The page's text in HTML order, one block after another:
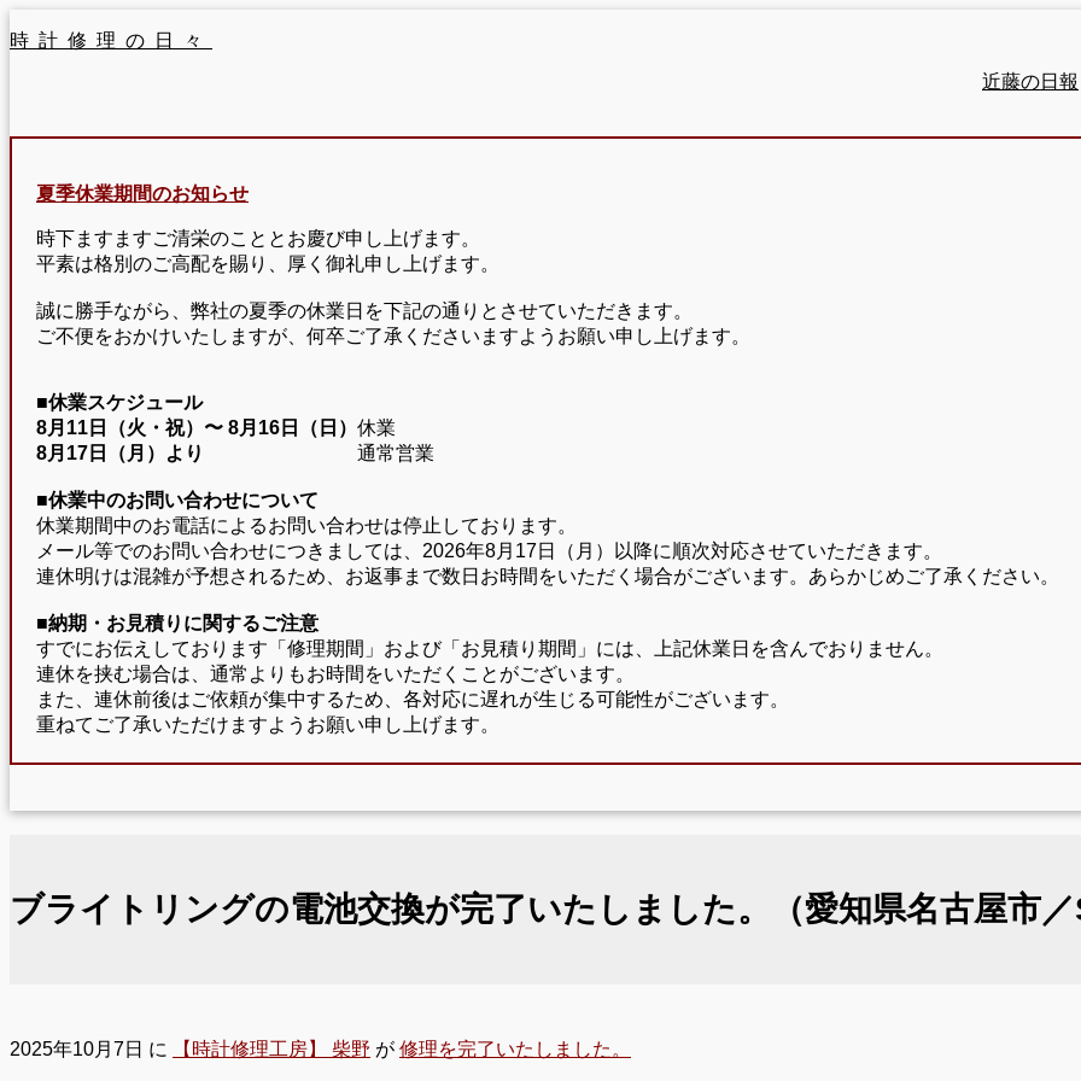
時計修理の日々
近藤の日報
夏季休業期間のお知らせ
時下ますますご清栄のこととお慶び申し上げます。
平素は格別のご高配を賜り、厚く御礼申し上げます。
誠に勝手ながら、弊社の夏季の休業日を下記の通りとさせていただきます。
ご不便をおかけいたしますが、何卒ご了承くださいますようお願い申し上げます。
■休業スケジュール
8月11日（火・祝）〜 8月16日（日） 休業
8月17日（月）より
通常営業
■休業中のお問い合わせについて
休業期間中のお電話によるお問い合わせは停止しております。
メール等でのお問い合わせにつきましては、2026年8月17日（月）以降に順次対応させていただきます。
連休明けは混雑が予想されるため、お返事まで数日お時間をいただく場合がございます。あらかじめご了承ください。
■納期・お見積りに関するご注意
すでにお伝えしております「修理期間」および「お見積り期間」には、上記休業日を含んでおりません。
連休を挟む場合は、通常よりもお時間をいただくことがございます。
また、連休前後はご依頼が集中するため、各対応に遅れが生じる可能性がございます。
重ねてご了承いただけますようお願い申し上げます。
ブライトリングの電池交換が完了いたしました。（愛知県名古屋市
2025年10月7日 に 【時計修理工房】 柴野 が 修理を完了いたしました。